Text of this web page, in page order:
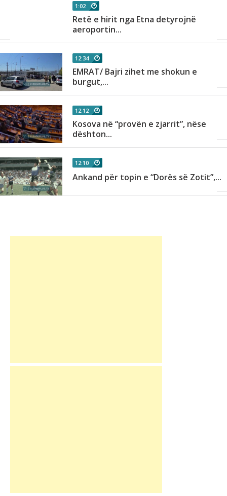
1:02
Retë e hirit nga Etna detyrojnë
aeroportin...
12:34
EMRAT/ Bajri zihet me shokun e
burgut,...
12:12
Kosova në “provën e zjarrit”, nëse
dështon...
12:10
Ankand për topin e “Dorës së Zotit”,...